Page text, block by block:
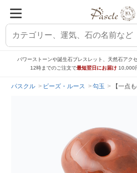
パワーストーンや誕生石ブレスレット、天然石アク
12時までのご注文で最短翌日にお届け 10,000
パスクル ビーズ・ルース 勾玉 【一点